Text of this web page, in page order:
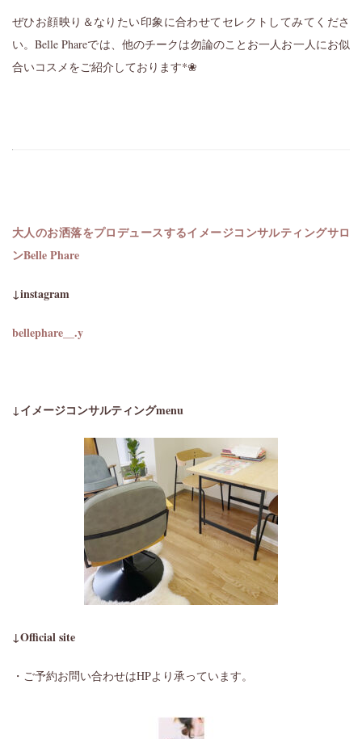
ぜひお顔映り＆なりたい印象に合わせてセレクトしてみてくださ
い。Belle Phareでは、他のチークは勿論のことお一人お一人にお似
合いコスメをご紹介しております*❀
大人のお洒落をプロデュースするイメージコンサルティングサロ
ンBelle Phare
↓instagram
bellephare__.y
↓イメージコンサルティングmenu
↓Official site
・ご予約お問い合わせはHPより承っています。